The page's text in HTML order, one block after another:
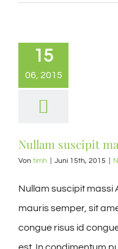
15
06, 2015
Nullam suscipit
Von timh Juni 15th, 2015
Nullam suscipit massi
mauris semper, sit
congue risus id